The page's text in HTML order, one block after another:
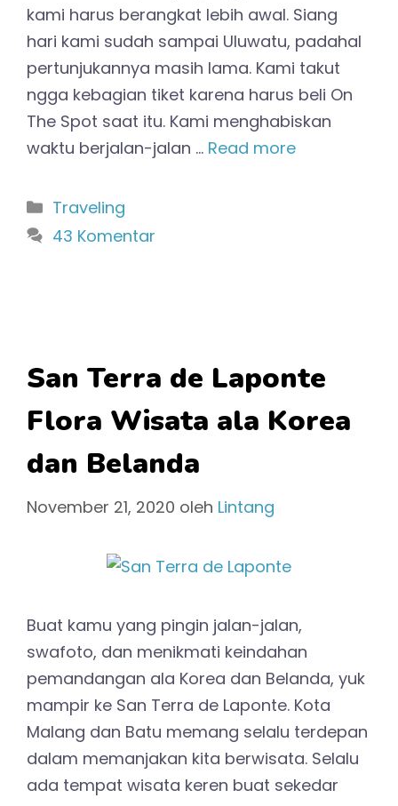
kami harus berangkat lebih awal. Siang
hari kami sudah sampai Uluwatu, padahal
pertunjukannya masih lama. Kami takut
ngga kebagian tiket karena harus beli On
The Spot saat itu. Kami menghabiskan
waktu berjalan-jalan … Read more
Kategori
Traveling
43 Komentar
San Terra de Laponte
Flora Wisata ala Korea
dan Belanda
November 21, 2020 oleh Lintang
Buat kamu yang pingin jalan-jalan,
swafoto, dan menikmati keindahan
pemandangan ala Korea dan Belanda, yuk
mampir ke San Terra de Laponte. Kota
Malang dan Batu memang selalu terdepan
dalam memanjakan kita berwisata. Selalu
ada tempat wisata keren buat sekedar